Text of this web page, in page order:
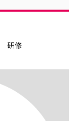
研修